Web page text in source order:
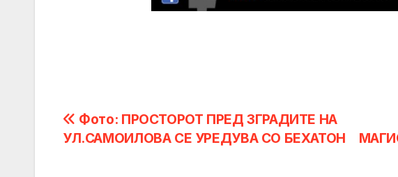
Post
navigation
Фото: ПРОСТОРОТ ПРЕД ЗГРАДИТЕ НА
УЛ.САМОИЛОВА СЕ УРЕДУВА СО БЕХАТОН